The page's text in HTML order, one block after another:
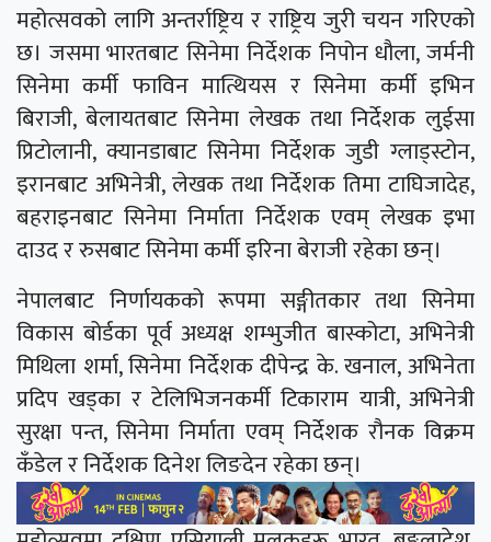
महोत्सवको लागि अन्तर्राष्ट्रिय र राष्ट्रिय जुरी चयन गरिएको
छ। जसमा भारतबाट सिनेमा निर्देशक निपोन धौला, जर्मनी
सिनेमा कर्मी फाविन मात्थियस र सिनेमा कर्मी इभिन
बिराजी, बेलायतबाट सिनेमा लेखक तथा निर्देशक लुईसा
प्रिटोलानी, क्यानडाबाट सिनेमा निर्देशक जुडी ग्लाड्स्टोन,
इरानबाट अभिनेत्री, लेखक तथा निर्देशक तिमा टाघिजादेह,
बहराइनबाट सिनेमा निर्माता निर्देशक एवम् लेखक इभा
दाउद र रुसबाट सिनेमा कर्मी इरिना बेराजी रहेका छन्।
नेपालबाट निर्णायकको रूपमा सङ्गीतकार तथा सिनेमा
विकास बोर्डका पूर्व अध्यक्ष शम्भुजीत बास्कोटा, अभिनेत्री
मिथिला शर्मा, सिनेमा निर्देशक दीपेन्द्र के. खनाल, अभिनेता
प्रदिप खड्का र टेलिभिजनकर्मी टिकाराम यात्री, अभिनेत्री
सुरक्षा पन्त, सिनेमा निर्माता एवम् निर्देशक रौनक विक्रम
कँडेल र निर्देशक दिनेश लिङदेन रहेका छन्।